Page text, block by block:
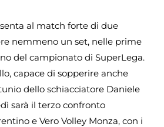
al match forte di due
nemmeno un set, nelle prime
del campionato di SuperLega.
capace di sopperire anche
dello schiacciatore Daniele
sarà il terzo confronto
e Vero Volley Monza, con i